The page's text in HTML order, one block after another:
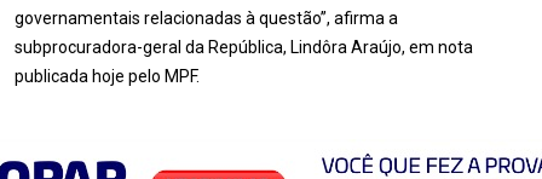
governamentais relacionadas à questão”, afirma a
subprocuradora-geral da República, Lindôra Araújo, em nota
publicada hoje pelo MPF.